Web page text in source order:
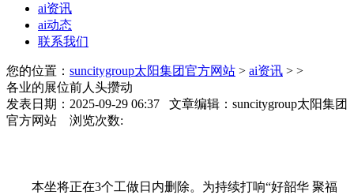
ai资讯
ai动态
联系我们
您的位置： suncitygroup太阳集团官方网站 > ai资讯 > >
各业的展位前人头攒动
发表日期：2025-09-29 06:37 文章编辑：suncitygroup太阳集团
官方网站 浏览次数:
本坐将正在3个工做日内删除。为持续打响“好韶华 聚福